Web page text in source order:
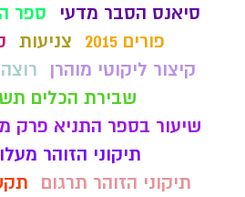
סיאנס הסבר מדעי
ספר
פורים 2015
צניעות
קיצור ליקוטי מוהרן
שבירת הכלים
שיעור בספר התניא פרק
תיקוני הזוהר
תיקוני הזוהר תרגום